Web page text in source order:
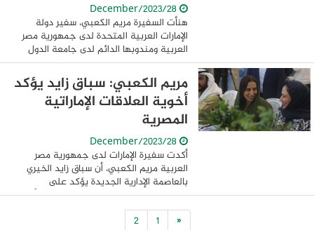
هنأت السفيرة مريم الكعبي، سفير دولة
الإمارات العربية المتحدة لدى جمهورية مصر
العربية ومندوبها الدائم لدى جامعة الدول
العربية، مصر قيادة وحكومة وشعبًا بمناسبة
فوز الرئيس عبد الفتاح السيسي بفترة ...
مريم الكعبي: سباق زايد يؤكد
أخوية العلاقات الإماراتية
المصرية
أكدت سفيرة الإمارات لدى جمهورية مصر
العربية مريم الكعبي، أن سباق زايد الخيري
بالعاصمة الإدارية الجديدة يؤكد على
العلاقات الإماراتية المصرية التي تتميز بأنها
علاقات أخوية وثيقة، بدعم من رئيس الدولة
«
1
2